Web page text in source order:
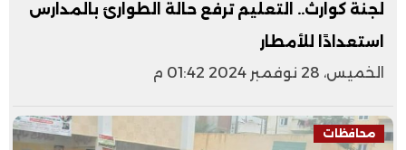
لجنة كوارث.. التعليم ترفع حالة الطوارئ بالمدارس
استعدادًا للأمطار
الخميس، 28 نوفمبر 2024 01:42 م
محافظات